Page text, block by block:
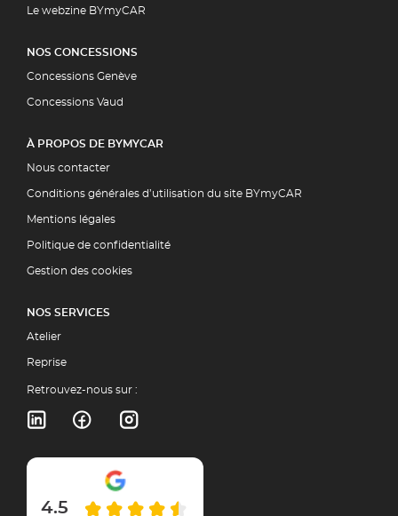
Le webzine BYmyCAR
NOS CONCESSIONS
Concessions Genève
Concessions Vaud
À PROPOS DE BYMYCAR
Nous contacter
Conditions générales d’utilisation du site BYmyCAR
Mentions légales
Politique de confidentialité
Gestion des cookies
NOS SERVICES
Atelier
Reprise
Retrouvez-nous sur :
4.5